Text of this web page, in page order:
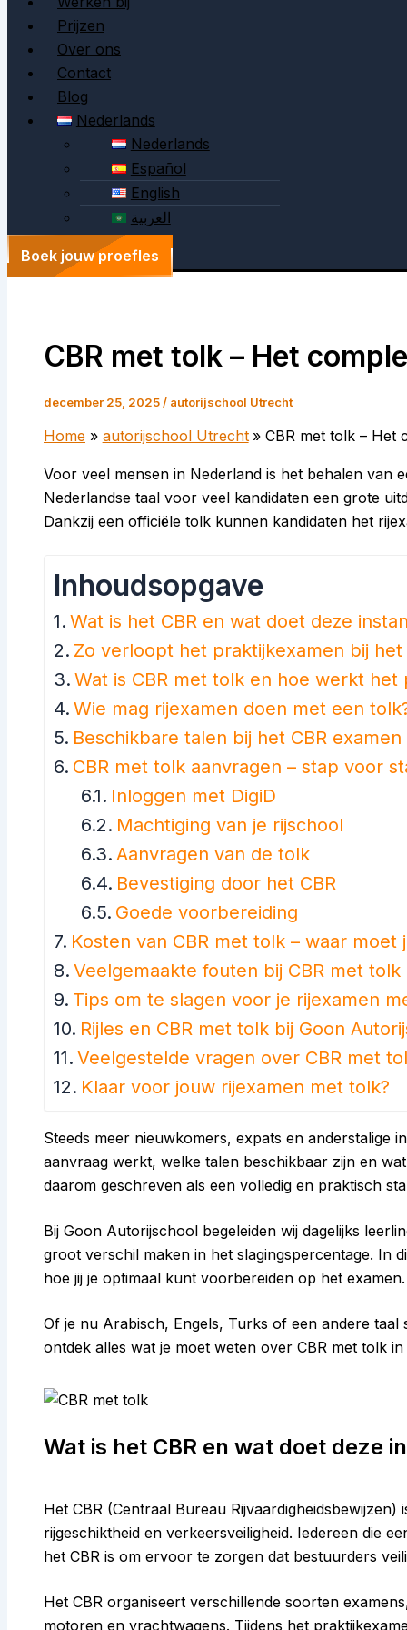
Prijzen
Over ons
Contact
Blog
Nederlands
Nederlands
Español
English
العربية
Boek jouw proefles
CBR met tolk – Het
december 25, 2025/ autorijschool Utrecht
Home autorijschool Utrecht CBR met tolk – Het
Voor veel mensen in Nederland is het behalen van
Nederlandse taal voor veel kandidaten een grote
Dankzij een officiële tolk kunnen kandidaten het
Inhoudsopgave
Wat is het CBR en wat doet deze
Zo verloopt het praktijkexamen bij het
Wat is CBR met tolk en hoe werkt het
Wie mag rijexamen doen met een
Beschikbare talen bij het CBR
CBR met tolk aanvragen – stap voor
Inloggen met DigiD
Machtiging van je rijschool
Aanvragen van de tolk
Bevestiging door het CBR
Goede voorbereiding
Kosten van CBR met tolk – waar
Veelgemaakte fouten bij CBR met tolk
Tips om te slagen voor je rijexamen
Rijles en CBR met tolk bij Goon
Veelgestelde vragen over CBR met
Klaar voor jouw rijexamen met tolk?
Steeds meer nieuwkomers, expats en anderstalige
aanvraag werkt, welke talen beschikbaar zijn en
daarom geschreven als een volledig en praktisch
Bij Goon Autorijschool begeleiden wij dagelijks
groot verschil maken in het slagingspercentage. In
hoe jij je optimaal kunt voorbereiden op het examen.
Of je nu Arabisch, Engels, Turks of een andere
ontdek alles wat je moet weten over CBR met tolk in
Wat is het CBR en wat doet deze
Het CBR (Centraal Bureau
rijgeschiktheid en verkeersveiligheid. Iedereen die
het CBR is om ervoor te zorgen dat bestuurders
Het CBR organiseert verschillende soorten
motoren en vrachtwagens. Tijdens het